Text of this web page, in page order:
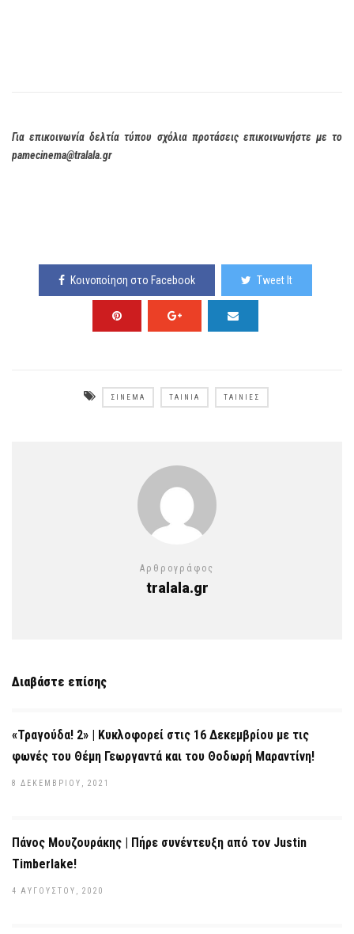
Για επικοινωνία δελτία τύπου σχόλια προτάσεις επικοινωνήστε με το
pamecinema@tralala.gr
Κοινοποίηση στο Facebook Tweet It
ΣΙΝΕΜΆ ΤΑΙΝΊΑ ΤΑΙΝΊΕΣ
Αρθρογράφος
tralala.gr
Διαβάστε επίσης
«Τραγούδα! 2» | Κυκλοφορεί στις 16 Δεκεμβρίου με τις
φωνές του Θέμη Γεωργαντά και του Θοδωρή Μαραντίνη!
8 ΔΕΚΕΜΒΡΊΟΥ, 2021
Πάνος Μουζουράκης | Πήρε συνέντευξη από τον Justin
Timberlake!
4 ΑΥΓΟΎΣΤΟΥ, 2020